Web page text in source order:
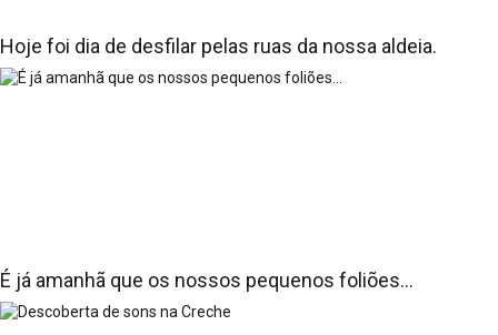
Hoje foi dia de desfilar pelas ruas da nossa aldeia.
É já amanhã que os nossos pequenos foliões...